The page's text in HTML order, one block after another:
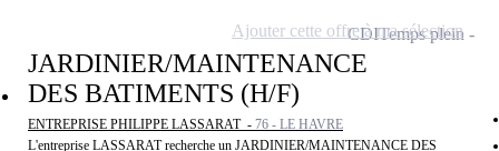
JARDINIER/MAINTENANCE
DES BATIMENTS (H/F)
ENTREPRISE PHILIPPE LASSARAT - 76 - LE HAVRE
L'entreprise LASSARAT recherche un JARDINIER/MAINTENANCE DES
CDITemps plein
Ajouter cette offre à ma sélection